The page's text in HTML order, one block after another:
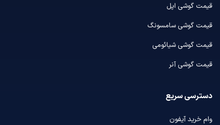
قیمت گوشی اپل
قیمت گوشی سامسونگ
قیمت گوشی شیائومی
قیمت گوشی آنر
دسترسی سریع
وام خرید آیفون